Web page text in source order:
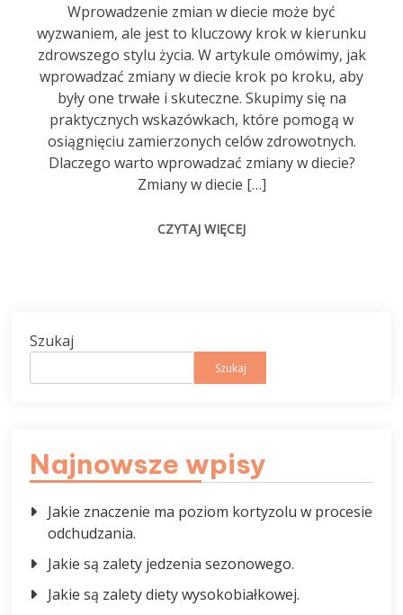
Wprowadzenie zmian w diecie może być
wyzwaniem, ale jest to kluczowy krok w kierunku
zdrowszego stylu życia. W artykule omówimy, jak
wprowadzać zmiany w diecie krok po kroku, aby
były one trwałe i skuteczne. Skupimy się na
praktycznych wskazówkach, które pomogą w
osiągnięciu zamierzonych celów zdrowotnych.
Dlaczego warto wprowadzać zmiany w diecie?
Zmiany w diecie […]
CZYTAJ WIĘCEJ
Szukaj
Szukaj
Najnowsze wpisy
Jakie znaczenie ma poziom kortyzolu w procesie
odchudzania.
Jakie są zalety jedzenia sezonowego.
Jakie są zalety diety wysokobiałkowej.